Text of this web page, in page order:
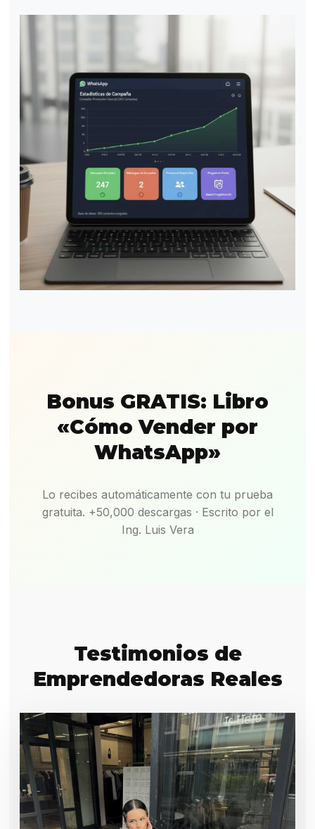
Bonus GRATIS: Libro
«Cómo Vender por
WhatsApp»
Lo recibes automáticamente con tu prueba
gratuita. +50,000 descargas · Escrito por el
Ing. Luis Vera
Testimonios de
Emprendedoras Reales